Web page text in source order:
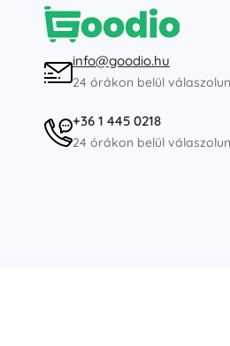
info@goodio.hu
24 órákon belül
+36 1 445 0218
24 órákon belül